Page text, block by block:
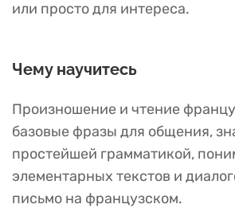
или просто для интереса.
Чему научитесь
Произношение и чтение
базовые фразы для общения,
простейшей грамматикой,
элементарных текстов и
письмо на французском.